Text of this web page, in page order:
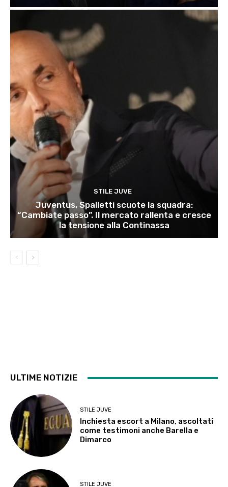
STILE JUVE
Juventus, Spalletti scuote la squadra:
“Cambiate passo”. Il mercato rallenta e cresce
la tensione alla Continassa
ULTIME NOTIZIE
STILE JUVE
Inchiesta escort a Milano, ascoltati
come testimoni anche Barella e
Dimarco
STILE JUVE